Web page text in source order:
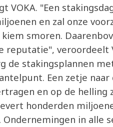
VOKA. "Een
en zal onze
smoren.
reputatie", veroordeelt
de stakingsplannen
Een zetje
en op de helling
honderden
Ondernemingen in alle